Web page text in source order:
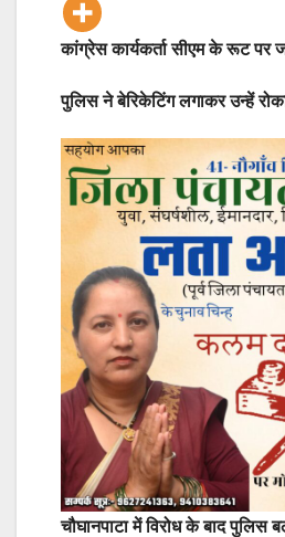
कांग्रेस कार्यकर्ता सीएम के रूट पर
पुलिस ने बेरिकेटिंग लगाकर उन्हें
चौघानपाटा में विरोध के बाद पुलिस